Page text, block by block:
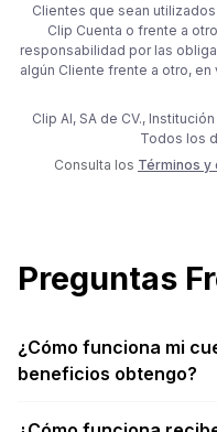
Clientes que sean
Clip Cuenta o frente a
responsabilidad por las
algún Cliente frente a otro,
Clip AI, SA de CV.,
Todos los
Consulta los Términos y
Preguntas
¿Cómo funciona mi
beneficios obtengo?
Es una cuenta digital